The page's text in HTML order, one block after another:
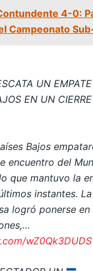
4-0:
Campeonato
UN
EN UN
Bajos
encuentro del
que mantuvo la
instantes.
logró ponerse en
wZ0Qk3DUDS